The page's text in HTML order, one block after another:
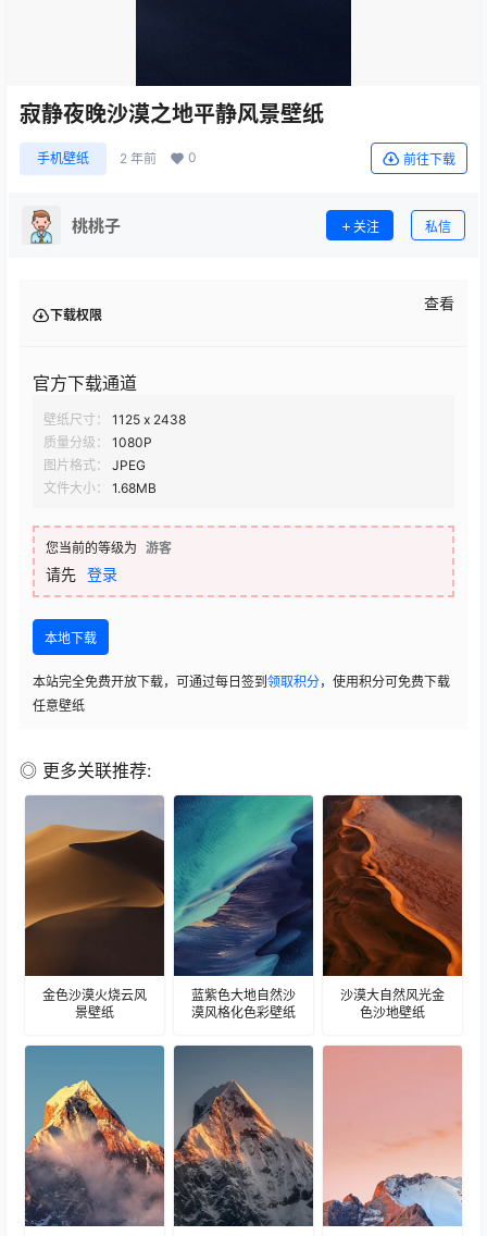
寂静夜晚沙漠之地平静风景壁纸
手机壁纸 2 年前 0 前往下载
桃桃子 关注 私信
下载权限
查看
官方下载通道
壁纸尺寸：
1125 x 2438
质量分级：
1080P
图片格式：
JPEG
文件大小：
1.68MB
您当前的等级为 游客
请先 登录
本地下载
本站完全免费开放下载，可通过每日签到 领取积分，使用积分可免费下载
任意壁纸
◎ 更多关联推荐:
金色沙漠火烧云风
景壁纸
蓝紫色大地自然沙
漠风格化色彩壁纸
沙漠大自然风光金
色沙地壁纸